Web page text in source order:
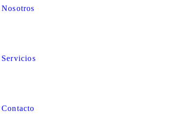
Nosotros
Servicios
Contacto